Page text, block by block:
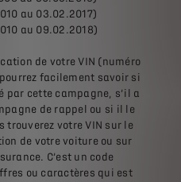
au 03.02.2017)
au 09.02.2018)
de votre VIN (numéro
facilement savoir si
par cette campagne, s’il a
de rappel ou si il le
trouverez votre VIN sur le
de votre voiture ou sur
C’est un code
ou caractères qui est